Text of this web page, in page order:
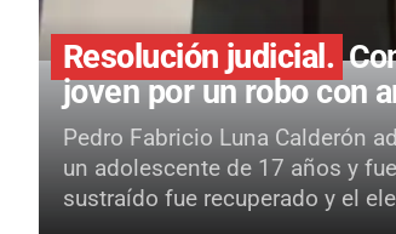
Resolución judicial.
joven por un robo con
Pedro Fabricio Luna Calderón
un adolescente de 17 años y
sustraído fue recuperado y el